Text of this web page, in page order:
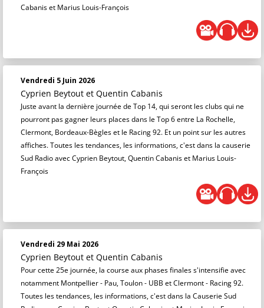
Cabanis et Marius Louis-François
Vendredi 5 Juin 2026
Cyprien Beytout et Quentin Cabanis
Juste avant la dernière journée de Top 14, qui seront les clubs qui ne
pourront pas gagner leurs places dans le Top 6 entre La Rochelle,
Clermont, Bordeaux-Bègles et le Racing 92. Et un point sur les autres
affiches. Toutes les tendances, les informations, c'est dans la causerie
Sud Radio avec Cyprien Beytout, Quentin Cabanis et Marius Louis-
François
Vendredi 29 Mai 2026
Cyprien Beytout et Quentin Cabanis
Pour cette 25e journée, la course aux phases finales s'intensifie avec
notamment Montpellier - Pau, Toulon - UBB et Clermont - Racing 92.
Toutes les tendances, les informations, c'est dans la Causerie Sud